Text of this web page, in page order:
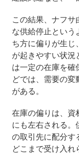
この結果、ナフ
な供給停止という
ち方に偏りが生じ
が起きやすい状況
は一定の在庫を確
どでは、需要の
がある。
在庫の偏りは、資
にも左右される。
の取引先に配分す
どこまで受け入